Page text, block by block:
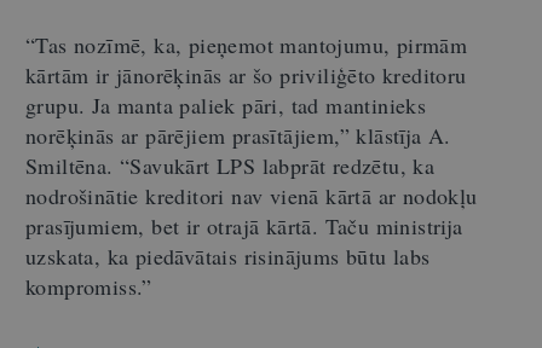
“Tas nozīmē, ka, pieņemot mantojumu, pirmām
kārtām ir jānorēķinās ar šo priviliģēto kreditoru
grupu. Ja manta paliek pāri, tad mantinieks
norēķinās ar pārējiem prasītājiem,” klāstīja A.
Smiltēna. “Savukārt LPS labprāt redzētu, ka
nodrošinātie kreditori nav vienā kārtā ar nodokļu
prasījumiem, bet ir otrajā kārtā. Taču ministrija
uzskata, ka piedāvātais risinājums būtu labs
kompromiss.”